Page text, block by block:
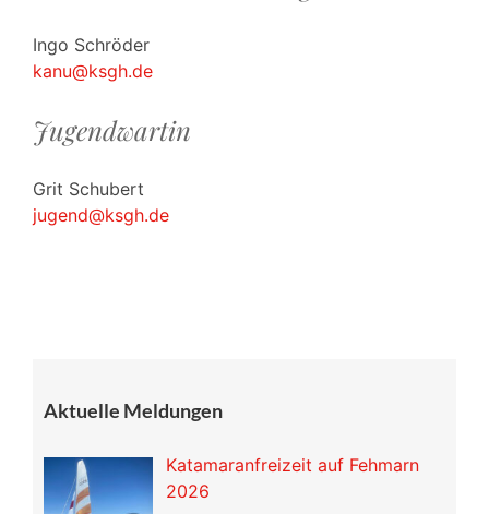
Ingo Schröder
kanu@ksgh.de
Jugendwartin
Grit Schubert
jugend@ksgh.de
Aktuelle Meldungen
Katamaranfreizeit auf Fehmarn
2026